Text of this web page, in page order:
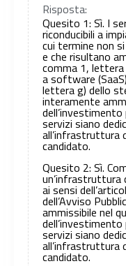
Risposta:
Quesito 1: Sì. I
riconducibili a
cui termine non
e che risultano
comma 1, lettera
a software
lettera g) dello
interamente
servizi siano
all’infrastruttura
candidato.
Quesito 2: Sì.
un’infrastruttura
ai sensi
dell’Avviso
ammissibile nel
servizi siano
all’infrastruttura
candidato.